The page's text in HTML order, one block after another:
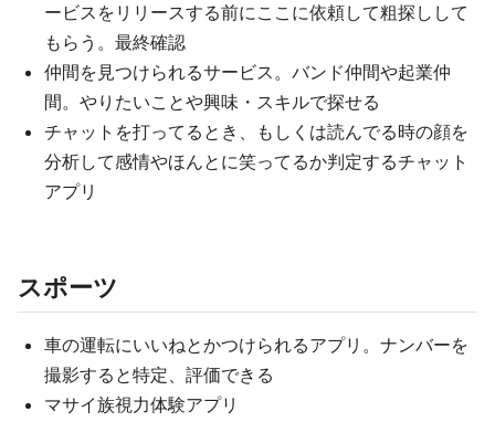
ービスをリリースする前にここに依頼して粗探しして
もらう。最終確認
仲間を見つけられるサービス。バンド仲間や起業仲
間。やりたいことや興味・スキルで探せる
チャットを打ってるとき、もしくは読んでる時の顔を
分析して感情やほんとに笑ってるか判定するチャット
アプリ
スポーツ
車の運転にいいねとかつけられるアプリ。ナンバーを
撮影すると特定、評価できる
マサイ族視力体験アプリ